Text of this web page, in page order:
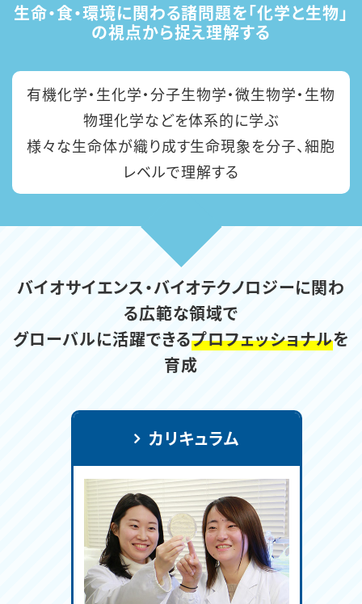
生命・食・環境に関わる諸問題を「化学と生物」
の視点から捉え理解する
有機化学・生化学・分子生物学・微生物学・生物
物理化学などを体系的に学ぶ
様々な生命体が織り成す生命現象を分子、細胞
レベルで理解する
バイオサイエンス・バイオテクノロジーに関わ
る広範な領域で
グローバルに活躍できるプロフェッショナルを
育成
カリキュラム